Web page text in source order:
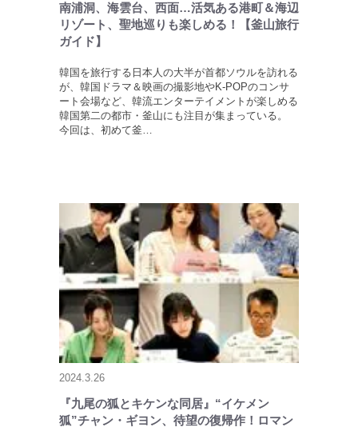
南浦洞、海雲台、西面…活気ある港町＆海辺
リゾート、聖地巡りも楽しめる！【釜山旅行
ガイド】
韓国を旅行する日本人の大半が首都ソウルを訪れる
が、韓国ドラマ＆映画の撮影地やK-POPのコンサ
ート会場など、韓流エンターテイメントが楽しめる
韓国第二の都市・釜山にも注目が集まっている。
今回は、初めて釜…
2024.3.26
『九尾の狐とキケンな同居』“イケメン
狐”チャン・ギヨン、待望の復帰作！ロマン